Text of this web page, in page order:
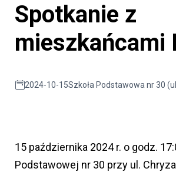
Spotkanie z
mieszkańcami
2024-10-15Szkoła Podstawowa nr 30
15 października 2024 r. o godz.
Podstawowej nr 30 przy ul.